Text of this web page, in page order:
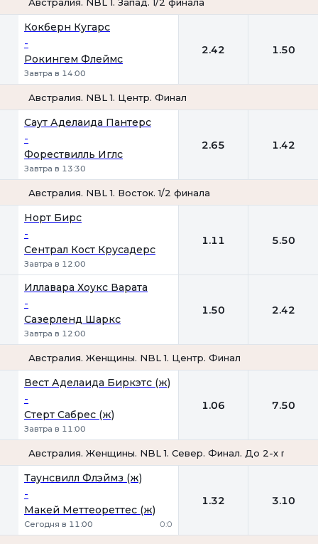
Кокберн Кугарс
-
Рокингем Флеймс
Завтра в 14:00
2.42 1.50
Австралия. NBL 1. Центр. Финал
Саут Аделаида Пантерс
-
Форествилль Иглс
Завтра в 13:30
2.65 1.42
Австралия. NBL 1. Восток. 1/2 финала
Норт Бирс
-
Сентрал Кост Крусадерс
Завтра в 12:00
1.11 5.50
Иллавара Хоукс Варата
-
Сазерленд Шаркс
Завтра в 12:00
1.50 2.42
Австралия. Женщины. NBL 1. Центр. Финал
Вест Аделаида Биркэтс (ж)
-
Стерт Сабрес (ж)
Завтра в 11:00
1.06 7.50
Австралия. Женщины. NBL 1. Север. Финал. До 2-х побед
Таунсвилл Флэймз (ж)
-
Макей Меттеореттес (ж)
Сегодня в 11:00 0:0
1.32 3.10